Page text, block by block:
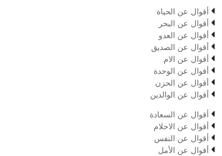
 أقوال عن الحياة
 أقوال عن البحر
 أقوال عن العدو
 أقوال عن الصديق
 أقوال عن الام
 أقوال عن الوحدة
 أقوال عن الحزن
 أقوال عن الوالدين
 أقوال عن السعادة
 أقوال عن الاحلام
 أقوال عن النفس
 أقوال عن الأمل